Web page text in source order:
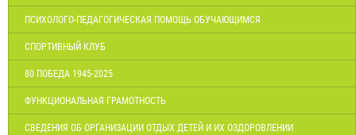
ПСИХОЛОГО-ПЕДАГОГИЧЕСКАЯ ПОМОЩЬ ОБУЧАЮЩИМСЯ
СПОРТИВНЫЙ КЛУБ
80 ПОБЕДА 1945-2025
ФУНКЦИОНАЛЬНАЯ ГРАМОТНОСТЬ
СВЕДЕНИЯ ОБ ОРГАНИЗАЦИИ ОТДЫХ ДЕТЕЙ И ИХ ОЗДОРОВЛЕНИИ